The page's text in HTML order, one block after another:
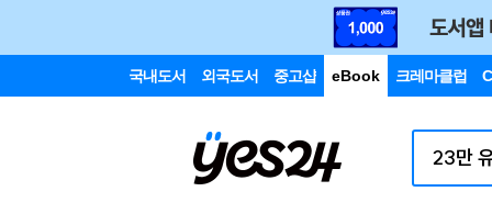
국내도서 외국도서 중고샵 eBook 크레마클럽